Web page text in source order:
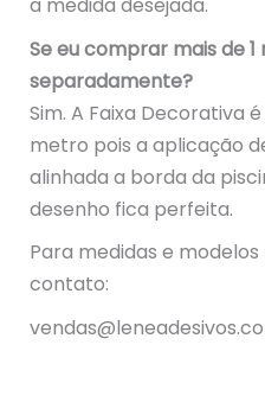
a medida desejada.
Se eu comprar mais de
separadamente?
Sim. A Faixa Decorativa
metro pois a aplicação
alinhada a borda da
desenho fica perfeita.
Para medidas e
contato: